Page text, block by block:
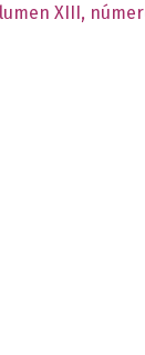
XIII,